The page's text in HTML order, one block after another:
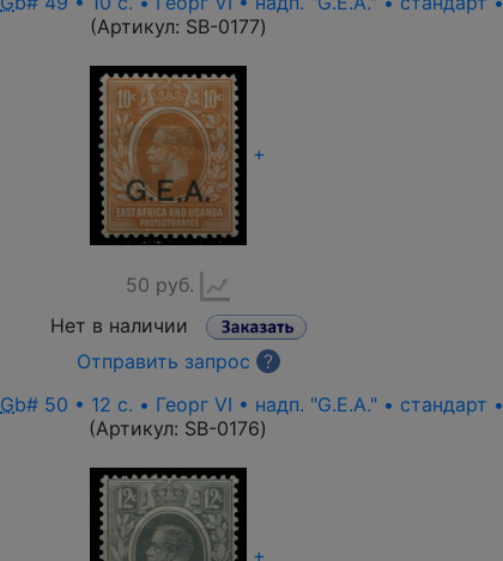
(Артикул: SB-0177)
+
50 руб.
Нет в наличии
Отправить запрос
?
Gb# 50 • 12 c. • Георг VI • надп. "G.E.A." • стандарт •
(Артикул: SB-0176)
+